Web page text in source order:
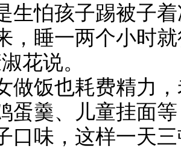
生怕孩子踢被子
，睡一两个小时
花说。
饭也耗费精力，
蛋羹、儿童挂面
口味，这样一天